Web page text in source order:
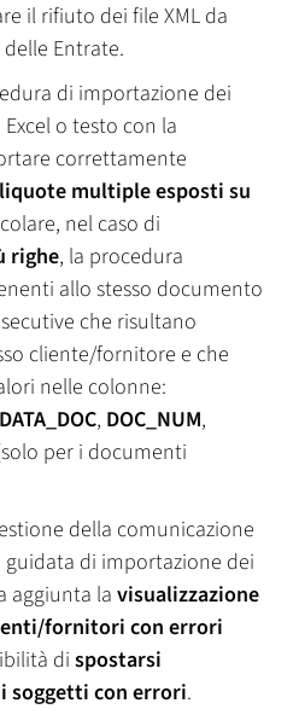
il rifiuto dei file XML da
delle Entrate.
di importazione dei
o testo con la
correttamente
multiple esposti su
nel caso di
righe, la procedura
allo stesso documento
che risultano
cliente/fornitore e che
nelle colonne:
, DOC_NUM,
per i documenti
della comunicazione
di importazione dei
aggiunta la visualizzazione
fornitori con errori
di spostarsi
soggetti con errori.